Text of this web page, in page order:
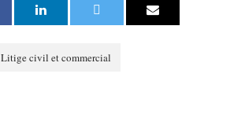
Litige civil et commercial